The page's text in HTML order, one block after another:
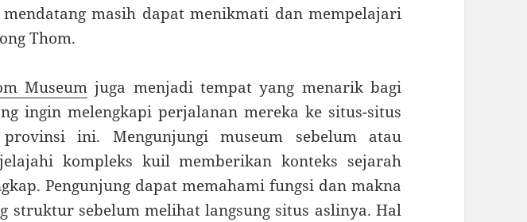
mendatang masih dapat menikmati dan mempelajari
Thom.
Museum juga menjadi tempat yang menarik bagi
ingin melengkapi perjalanan mereka ke situs-situs
ini. Mengunjungi museum sebelum atau
kompleks kuil memberikan konteks sejarah
Pengunjung dapat memahami fungsi dan makna
struktur sebelum melihat langsung situs aslinya. Hal